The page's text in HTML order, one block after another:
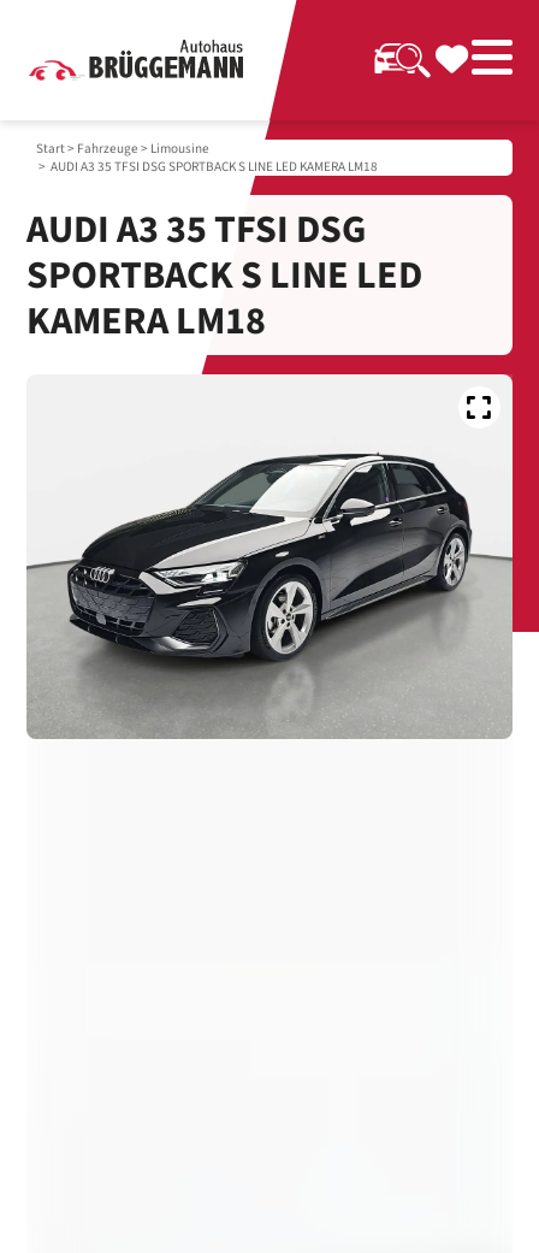
Start> Fahrzeuge > Limousine
> AUDI A3 35 TFSI DSG SPORTBACK S LINE LED KAMERA LM18
AUDI A3 35 TFSI DSG
SPORTBACK S LINE LED
KAMERA LM18